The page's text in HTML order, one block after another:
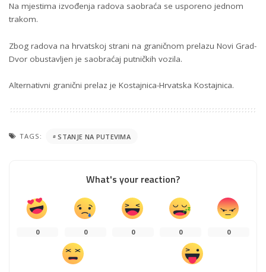
Na mjestima izvođenja radova saobraća se usporeno jednom
trakom.
Zbog radova na hrvatskoj strani na graničnom prelazu Novi Grad-
Dvor obustavljen je saobraćaj putničkih vozila.
Alternativni granični prelaz je Kostajnica-Hrvatska Kostajnica.
TAGS: STANJE NA PUTEVIMA
What's your reaction?
0 0 0 0 0